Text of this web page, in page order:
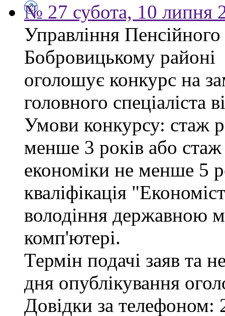
№ 27 субота, 10 липня
Управління
Бобровицькому районі
оголошує конкурс на
головного спеціаліста
Умови конкурсу: стаж
менше 3 років або
економіки не менше 5
кваліфікація
володіння державною
комп'ютері.
Термін подачі заяв та
дня опублікування
Довідки за телефоном: